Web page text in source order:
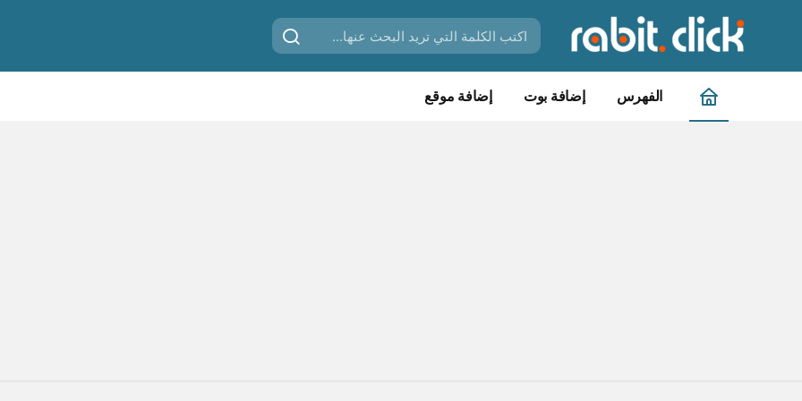
الفهرس إضافة بوت إضافة موقع